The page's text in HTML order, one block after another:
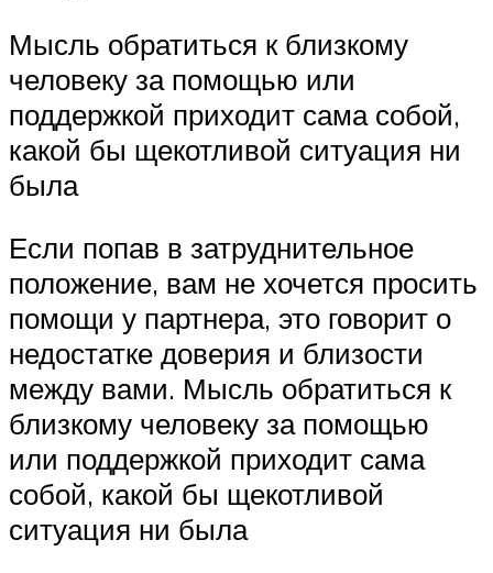
Мысль обратиться к близкому
человеку за помощью или
поддержкой приходит сама собой,
какой бы щекотливой ситуация ни
была
Если попав в затруднительное
положение, вам не хочется просить
помощи у партнера, это говорит о
недостатке доверия и близости
между вами. Мысль обратиться к
близкому человеку за помощью
или поддержкой приходит сама
собой, какой бы щекотливой
ситуация ни была